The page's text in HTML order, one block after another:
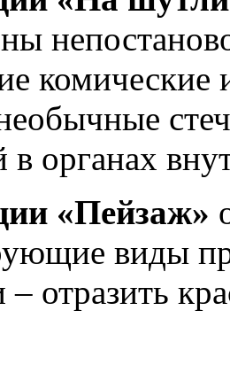
комические
в органах
«Пейзаж»
виды
отразить